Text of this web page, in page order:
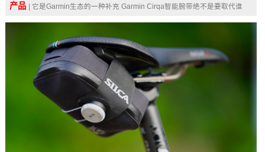
产品 | 它是Garmin生态的一种补充 Garmin Cirqa智能腕带绝不是要取代谁